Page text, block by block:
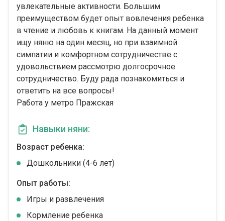
увлекательные активности. Большим
преимуществом будет опыт вовлечения ребенка
в чтение и любовь к книгам. На данный момент
ищу няню на один месяц, но при взаимной
симпатии и комфортном сотрудничестве с
удовольствием рассмотрю долгосрочное
сотрудничество. Буду рада познакомиться и
ответить на все вопросы!
Работа у метро Пражская
Навыки няни:
Возраст ребенка:
Дошкольники (4-6 лет)
Опыт работы:
Игры и развлечения
Кормление ребенка